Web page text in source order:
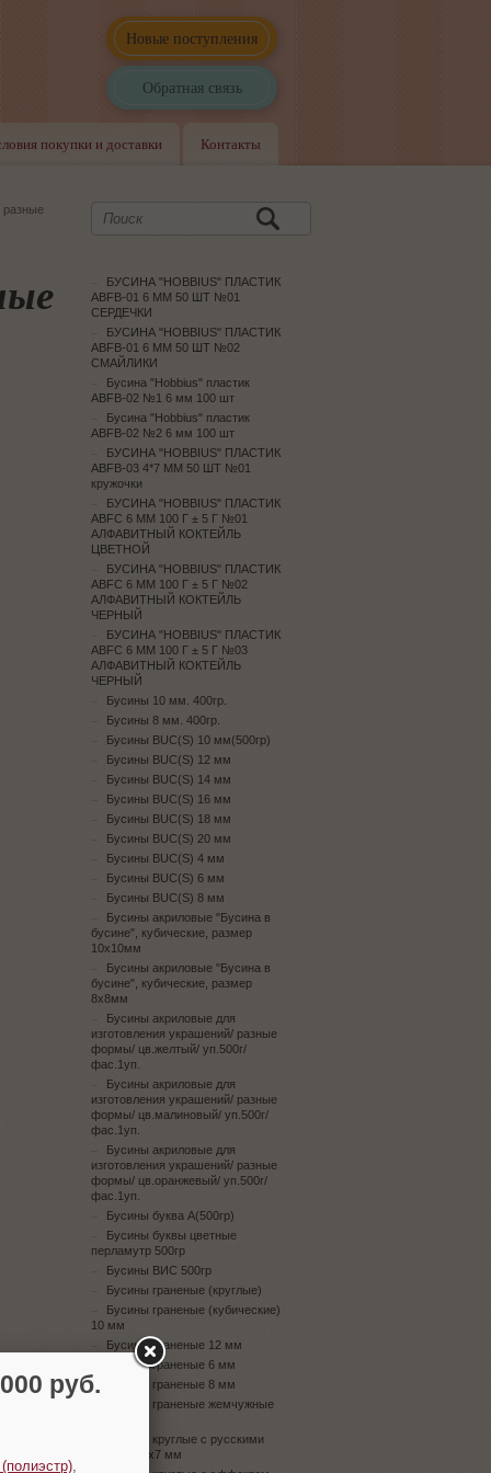
Новые поступления
Обратная связь
покупки и доставки Контакты
разные
БУСИНА "HOBBIUS" ПЛАСТИК
ABFB-01 6 ММ 50 ШТ №01
СЕРДЕЧКИ
БУСИНА "HOBBIUS" ПЛАСТИК
ABFB-01 6 ММ 50 ШТ №02
СМАЙЛИКИ
Бусина "Hobbius" пластик
ABFB-02 №1 6 мм 100 шт
Бусина "Hobbius" пластик
ABFB-02 №2 6 мм 100 шт
БУСИНА "HOBBIUS" ПЛАСТИК
ABFB-03 4*7 ММ 50 ШТ №01
кружочки
БУСИНА "HOBBIUS" ПЛАСТИК
ABFC 6 ММ 100 Г ± 5 Г №01
АЛФАВИТНЫЙ КОКТЕЙЛЬ
ЦВЕТНОЙ
БУСИНА "HOBBIUS" ПЛАСТИК
ABFC 6 ММ 100 Г ± 5 Г №02
АЛФАВИТНЫЙ КОКТЕЙЛЬ
ЧЕРНЫЙ
БУСИНА "HOBBIUS" ПЛАСТИК
ABFC 6 ММ 100 Г ± 5 Г №03
АЛФАВИТНЫЙ КОКТЕЙЛЬ
ЧЕРНЫЙ
Бусины 10 мм. 400гр.
Бусины 8 мм. 400гр.
Бусины BUC(S) 10 мм(500гр)
Бусины BUC(S) 12 мм
Бусины BUC(S) 14 мм
Бусины BUC(S) 16 мм
Бусины BUC(S) 18 мм
Бусины BUC(S) 20 мм
Бусины BUC(S) 4 мм
Бусины BUC(S) 6 мм
Бусины BUC(S) 8 мм
Бусины акриловые "Бусина в
бусине", кубические, размер
10х10мм
Бусины акриловые "Бусина в
бусине", кубические, размер
8х8мм
Бусины акриловые для
изготовления украшений/ разные
формы/ цв.желтый/ уп.500г/
фас.1уп.
Бусины акриловые для
изготовления украшений/ разные
формы/ цв.малиновый/ уп.500г/
фас.1уп.
Бусины акриловые для
изготовления украшений/ разные
формы/ цв.оранжевый/ уп.500г/
фас.1уп.
Бусины буква А(500гр)
Бусины буквы цветные
перламутр 500гр
Бусины ВИС 500гр
Бусины граненые (круглые)
Бусины граненые (кубические)
10 мм
Бусины граненые 12 мм
Бусины граненые 6 мм
Бусины граненые 8 мм
Бусины граненые жемчужные
Бусины круглые с русскими
буквами 4х7 мм
руб.